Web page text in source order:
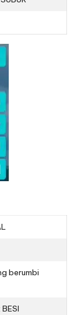
berumbi